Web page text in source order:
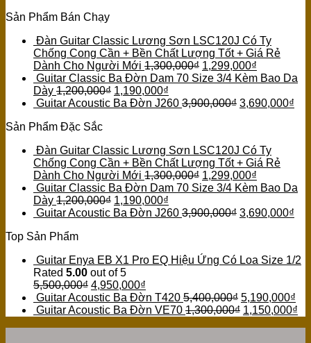
Sản Phẩm Bán Chạy
Đàn Guitar Classic Lương Sơn LSC120J Có Ty
Chống Cong Cần + Bền Chất Lượng Tốt + Giá Rẻ
Dành Cho Người Mới 1,300,000₫ 1,299,000₫
Guitar Classic Ba Đờn Dam 70 Size 3/4 Kèm Bao Da
Dày 1,200,000₫ 1,190,000₫
Guitar Acoustic Ba Đờn J260 3,900,000₫ 3,690,000₫
Sản Phẩm Đặc Sắc
Đàn Guitar Classic Lương Sơn LSC120J Có Ty
Chống Cong Cần + Bền Chất Lượng Tốt + Giá Rẻ
Dành Cho Người Mới 1,300,000₫ 1,299,000₫
Guitar Classic Ba Đờn Dam 70 Size 3/4 Kèm Bao Da
Dày 1,200,000₫ 1,190,000₫
Guitar Acoustic Ba Đờn J260 3,900,000₫ 3,690,000₫
Top Sản Phẩm
Guitar Enya EB X1 Pro EQ Hiệu Ứng Có Loa Size 1/2
Rated 5.00 out of 5
5,500,000₫ 4,950,000₫
Guitar Acoustic Ba Đờn T420 5,400,000₫ 5,190,000₫
Guitar Acoustic Ba Đờn VE70 1,300,000₫ 1,150,000₫